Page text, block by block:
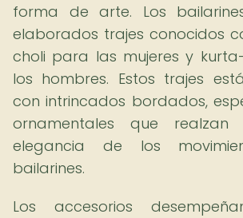
forma de arte. Los
elaborados trajes conocidos
choli para las mujeres y
los hombres. Estos trajes
con intrincados bordados,
ornamentales que
elegancia de los
bailarines.
Los accesorios